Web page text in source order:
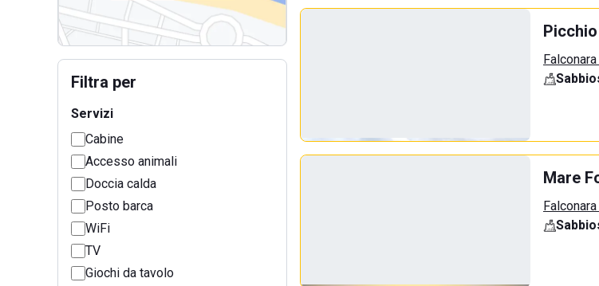
Filtra per
Servizi
Cabine
Accesso animali
Doccia calda
Posto barca
WiFi
TV
Giochi da tavolo
Mare